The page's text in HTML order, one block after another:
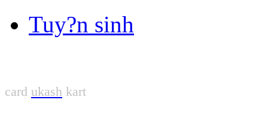
Tuy?n sinh
card ukash kart